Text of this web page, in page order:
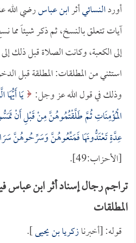
أوردالنسائيأثرابن عباسرضي الله
آيات تتعلق بالنسخ، ثم ذكر شيئاً مما
إلى الكعبة، وكانت الصلاة قبل ذلك
استثني من المطلقات: المطلقة قبل
وذلك في قول الله عز وجل: يَا
الْمُؤْمِنَاتِ ثُمَّ طَلَّقْتُمُوهُنَّ مِنْ قَبْلِ أَنْ
عِدَّةٍ تَعْتَدُّونَهَا فَمَتِّعُوهُنَّ وَسَرِّحُوهُنَّ
[الأحزاب:49].
تراجم رجال إسناد أثر ابن عباس
المطلقات
قوله: [أخبرنازكريا بن يحيى].